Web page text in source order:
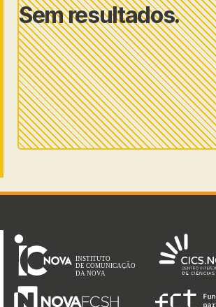
Sem resultados.